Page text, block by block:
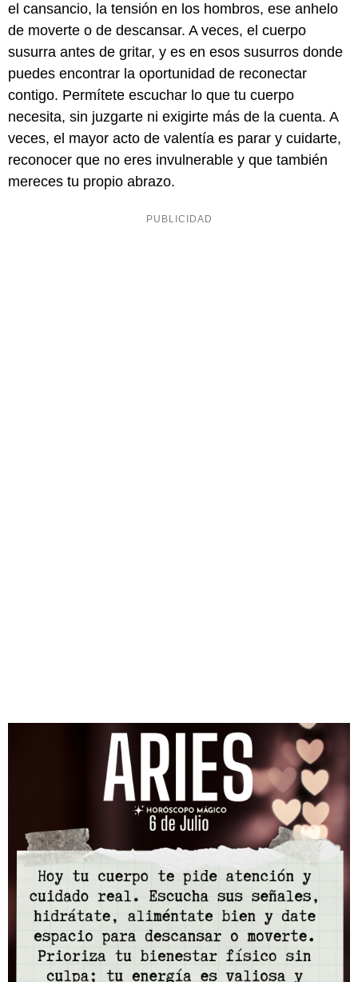
el cansancio, la tensión en los hombros, ese anhelo
de moverte o de descansar. A veces, el cuerpo
susurra antes de gritar, y es en esos susurros donde
puedes encontrar la oportunidad de reconectar
contigo. Permítete escuchar lo que tu cuerpo
necesita, sin juzgarte ni exigirte más de la cuenta. A
veces, el mayor acto de valentía es parar y cuidarte,
reconocer que no eres invulnerable y que también
mereces tu propio abrazo.